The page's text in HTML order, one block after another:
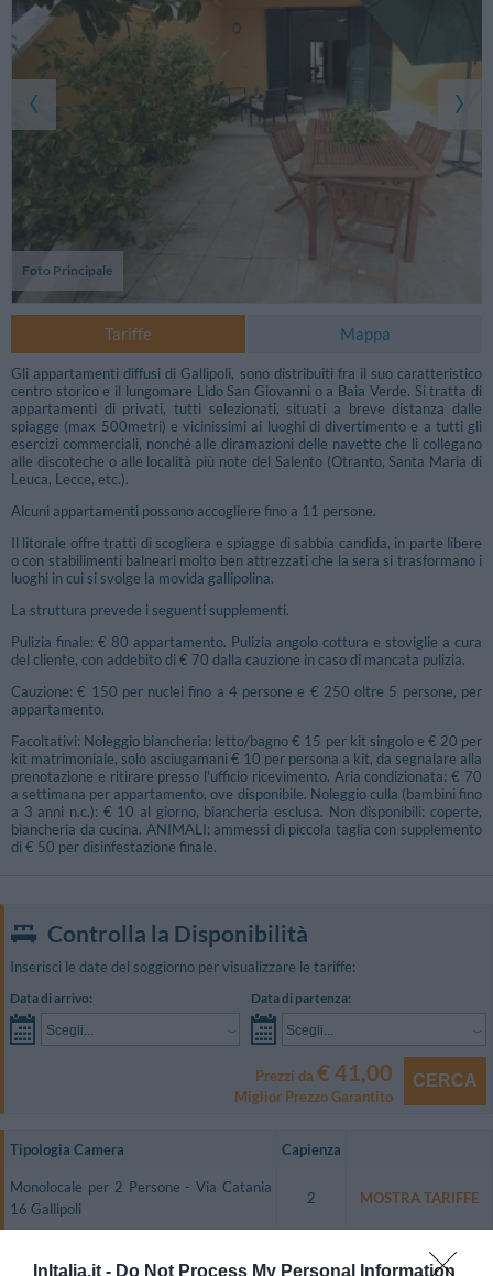
InItalia.it - Do Not Process My Personal Information
Foto Principale
Tariffe Mappa
Gli appartamenti diffusi di Gallipoli, sono distribuiti fra il suo caratteristico
centro storico e il lungomare Lido San Giovanni o a Baia Verde. Si tratta di
appartamenti di privati, tutti selezionati, situati a breve distanza dalle
spiagge (max 500metri) e vicinissimi ai luoghi di divertimento e a tutti gli
esercizi commerciali, nonché alle diramazioni delle navette che li collegano
alle discoteche o alle località più note del Salento (Otranto, Santa Maria di
Leuca, Lecce, etc.).
Alcuni appartamenti possono accogliere fino a 11 persone.
Il litorale offre tratti di scogliera e spiagge di sabbia candida, in parte libere
o con stabilimenti balneari molto ben attrezzati che la sera si trasformano i
luoghi in cui si svolge la movida gallipolina.
La struttura prevede i seguenti supplementi.
Pulizia finale: € 80 appartamento. Pulizia angolo cottura e stoviglie a cura
del cliente, con addebito di € 70 dalla cauzione in caso di mancata pulizia.
Cauzione: € 150 per nuclei fino a 4 persone e € 250 oltre 5 persone, per
appartamento.
Facoltativi: Noleggio biancheria: letto/bagno € 15 per kit singolo e € 20 per
kit matrimoniale, solo asciugamani € 10 per persona a kit, da segnalare alla
prenotazione e ritirare presso l'ufficio ricevimento. Aria condizionata: € 70
a settimana per appartamento, ove disponibile. Noleggio culla (bambini fino
a 3 anni n.c.): € 10 al giorno, biancheria esclusa. Non disponibili: coperte,
biancheria da cucina. ANIMALI: ammessi di piccola taglia con supplemento
di € 50 per disinfestazione finale.
Controlla la Disponibilità
Inserisci le date del soggiorno per visualizzare le tariffe:
Data di arrivo:
Scegli...
Data di partenza:
Scegli...
Prezzi da € 41,00
Miglior Prezzo Garantito
CERCA
Tipologia Camera Capienza
Monolocale per 2 Persone - Via Catania
16 Gallipoli
2 MOSTRA TARIFFE
galilei 107 Gallipoli
MOSTRA TARIFFE